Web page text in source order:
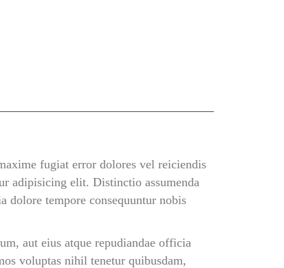
fugiat error dolores vel reiciendis
adipisicing elit. Distinctio assumenda
dolore tempore consequuntur nobis
aut eius atque repudiandae officia
voluptas nihil tenetur quibusdam,